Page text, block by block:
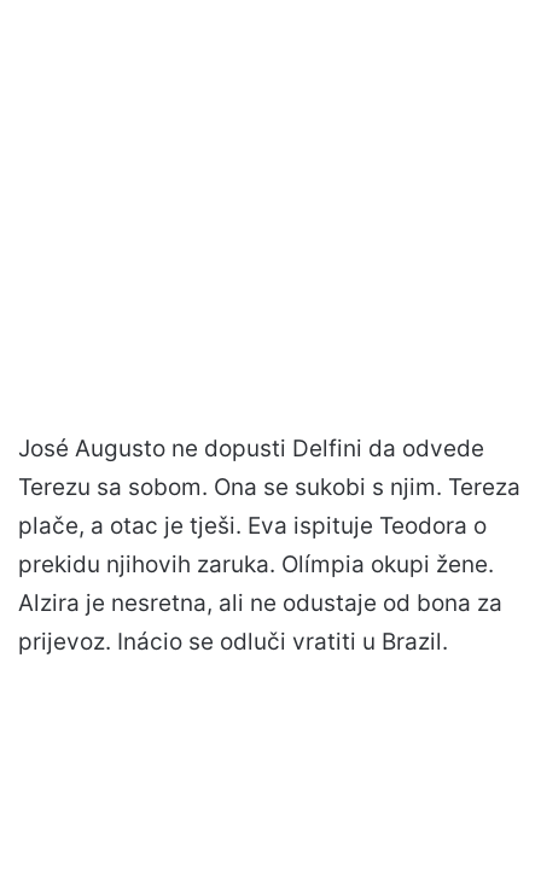
José Augusto ne dopusti Delfini da odvede
Terezu sa sobom. Ona se sukobi s njim. Tereza
plače, a otac je tješi. Eva ispituje Teodora o
prekidu njihovih zaruka. Olímpia okupi žene.
Alzira je nesretna, ali ne odustaje od bona za
prijevoz. Inácio se odluči vratiti u Brazil.